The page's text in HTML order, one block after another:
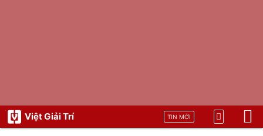
Việt Giải Trí TIN MỚI